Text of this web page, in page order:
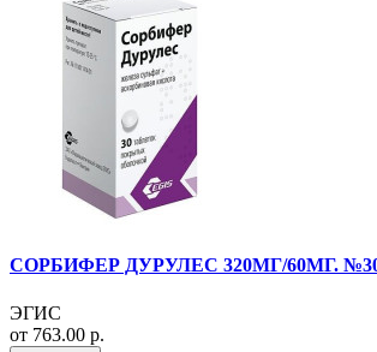
СОРБИФЕР ДУРУЛЕС 320МГ/60МГ.
ЭГИС
от 763.00 р.